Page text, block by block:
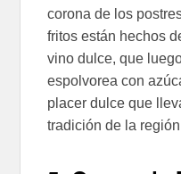
corona de los
fritos están hechos
vino dulce, que
espolvorea con
placer dulce que
tradición de la